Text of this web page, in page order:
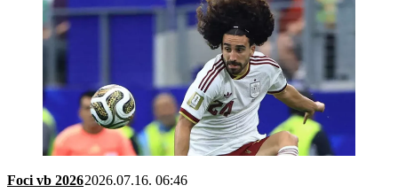
Foci vb 20262026.07.16. 06:46